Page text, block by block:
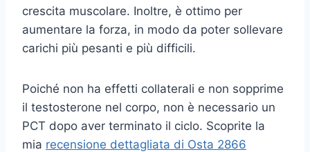
crescita muscolare. Inoltre, è ottimo per
aumentare la forza, in modo da poter sollevare
carichi più pesanti e più difficili.
Poiché non ha effetti collaterali e non sopprime
il testosterone nel corpo, non è necessario un
PCT dopo aver terminato il ciclo. Scoprite la
mia recensione dettagliata di Osta 2866